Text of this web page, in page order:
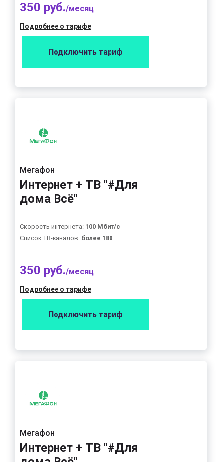
350 руб./месяц
Подробнее о тарифе
Подключить тариф
Мегафон
Интернет + ТВ "#Для
дома Всё"
Скорость интернета: 100 Мбит/с
Список ТВ-каналов: более 180
350 руб./месяц
Подробнее о тарифе
Подключить тариф
Мегафон
Интернет + ТВ "#Для